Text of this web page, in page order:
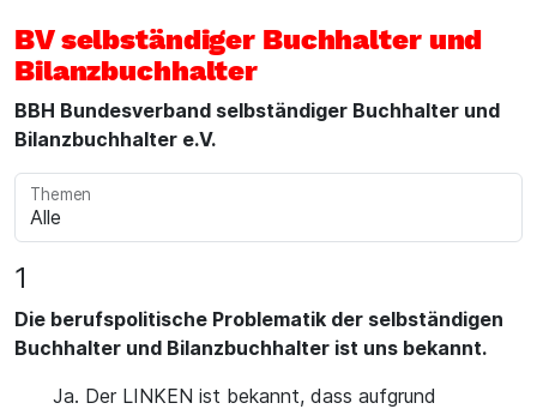
BV selbständiger Buchhalter und
Bilanzbuchhalter
BBH Bundesverband selbständiger Buchhalter und
Bilanzbuchhalter e.V.
Themen
1
Die berufspolitische Problematik der selbständigen
Buchhalter und Bilanzbuchhalter ist uns bekannt.
Ja. Der LINKEN ist bekannt, dass aufgrund